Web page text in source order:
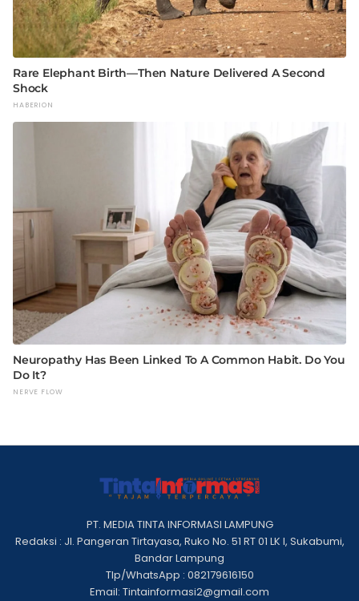
PT. MEDIA TINTA INFORMASI LAMPUNG
Redaksi : Jl. Pangeran Tirtayasa, Ruko No. 51 RT 01 LK I, Sukabumi,
Bandar Lampung
Tlp/WhatsApp : 082179616150
Email: Tintainformasi2@gmail.com